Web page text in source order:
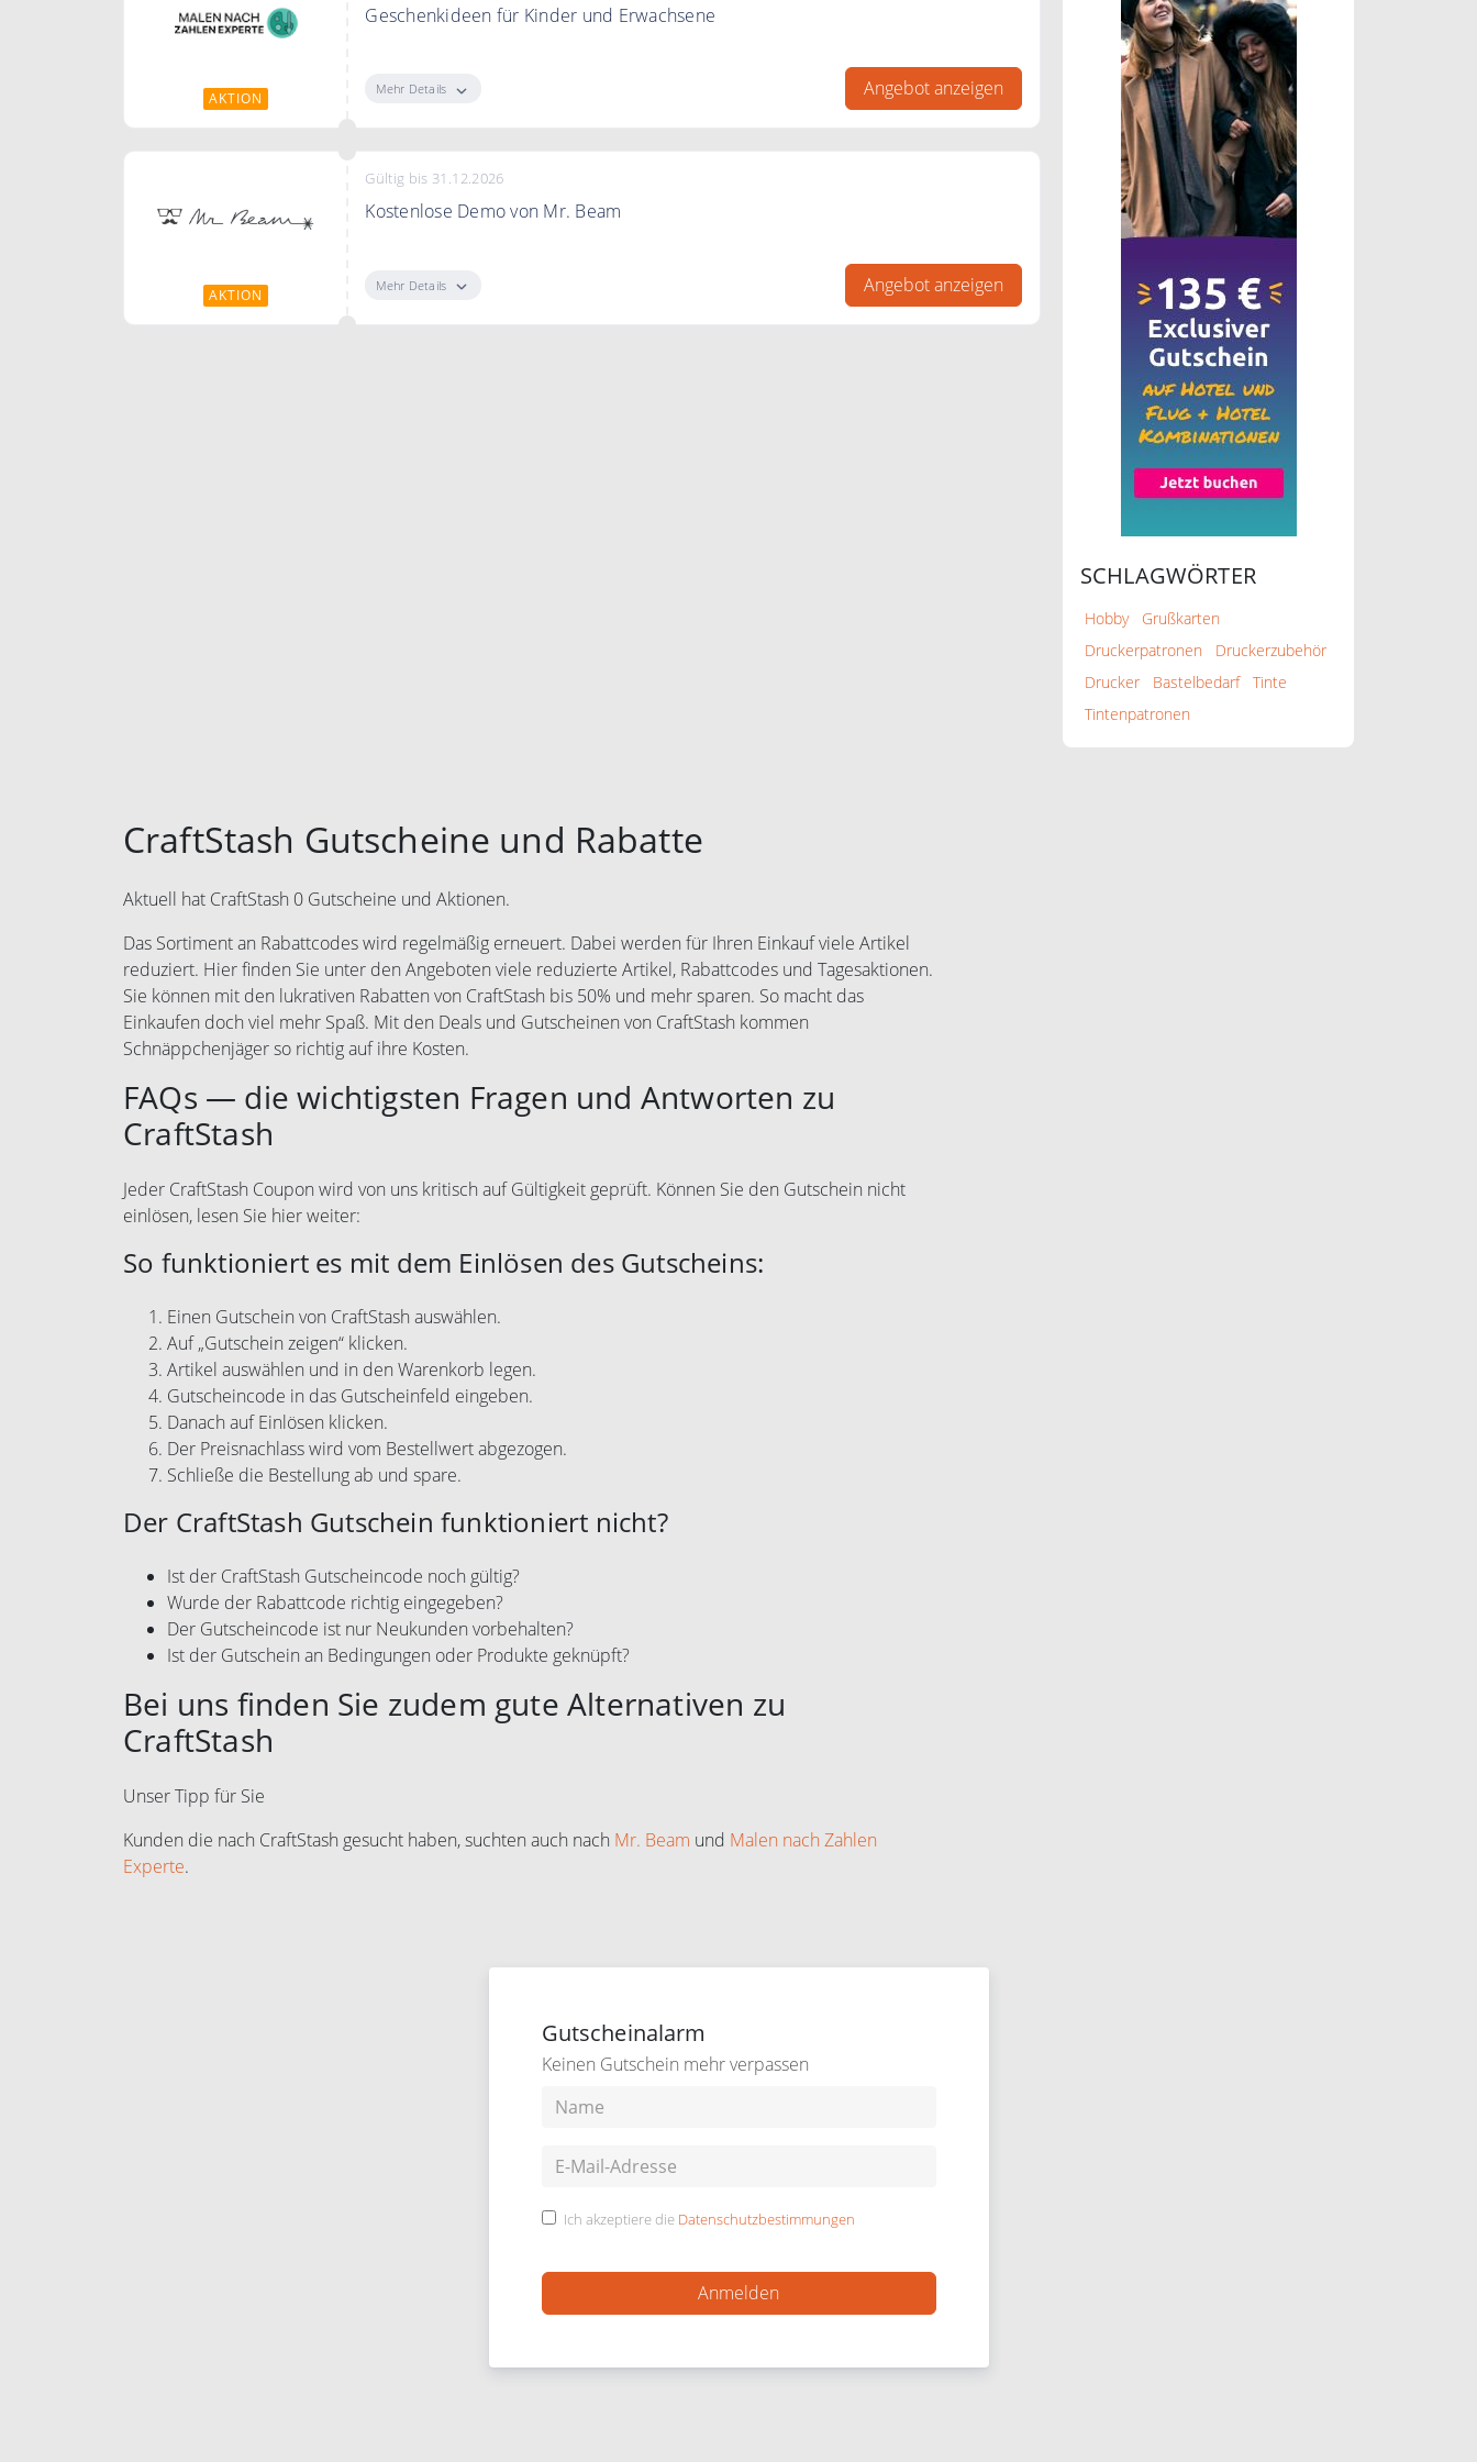
AKTION
Geschenkideen für Kinder und Erwachsene
Mehr Details Angebot anzeigen
AKTION
Gültig bis 31.12.2026
Kostenlose Demo von Mr. Beam
Mehr Details Angebot anzeigen
CraftStash Gutscheine und Rabatte
Aktuell hat CraftStash 0 Gutscheine und Aktionen.
Das Sortiment an Rabattcodes wird regelmäßig erneuert. Dabei werden für Ihren Einkauf viele Artikel
reduziert. Hier finden Sie unter den Angeboten viele reduzierte Artikel, Rabattcodes und Tagesaktionen.
Sie können mit den lukrativen Rabatten von CraftStash bis 50% und mehr sparen. So macht das
Einkaufen doch viel mehr Spaß. Mit den Deals und Gutscheinen von CraftStash kommen
Schnäppchenjäger so richtig auf ihre Kosten.
FAQs — die wichtigsten Fragen und Antworten zu
CraftStash
Jeder CraftStash Coupon wird von uns kritisch auf Gültigkeit geprüft. Können Sie den Gutschein nicht
einlösen, lesen Sie hier weiter:
So funktioniert es mit dem Einlösen des Gutscheins:
Einen Gutschein von CraftStash auswählen.
Auf „Gutschein zeigen“ klicken.
Artikel auswählen und in den Warenkorb legen.
Gutscheincode in das Gutscheinfeld eingeben.
Danach auf Einlösen klicken.
Der Preisnachlass wird vom Bestellwert abgezogen.
Schließe die Bestellung ab und spare.
Der CraftStash Gutschein funktioniert nicht?
Ist der CraftStash Gutscheincode noch gültig?
Wurde der Rabattcode richtig eingegeben?
Der Gutscheincode ist nur Neukunden vorbehalten?
Ist der Gutschein an Bedingungen oder Produkte geknüpft?
Bei uns finden Sie zudem gute Alternativen zu
CraftStash
Unser Tipp für Sie
Kunden die nach CraftStash gesucht haben, suchten auch nach Mr. Beam und Malen nach Zahlen
Experte.
SCHLAGWÖRTER
Hobby
Grußkarten
Druckerpatronen
Druckerzubehör
Drucker
Bastelbedarf
Tinte
Tintenpatronen
Gutscheinalarm
Keinen Gutschein mehr verpassen
Ich akzeptiere die Datenschutzbestimmungen